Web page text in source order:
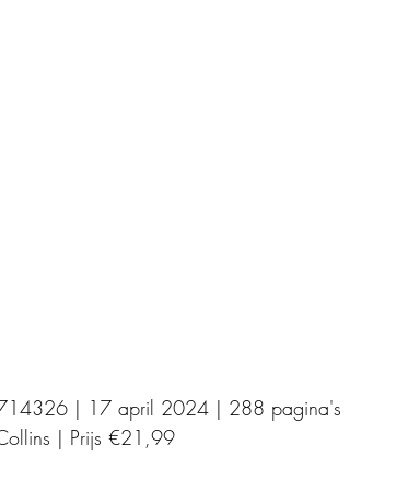
| 17 april 2024 | 288 pagina's
| Prijs €21,99